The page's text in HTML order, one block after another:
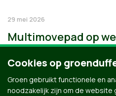
29 mei 2026
Multimovepad op
Cookies op
Groen gebruikt functionele en
noodzakelijk zijn om de